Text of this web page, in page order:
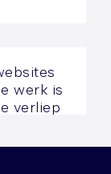
werk is
verliep